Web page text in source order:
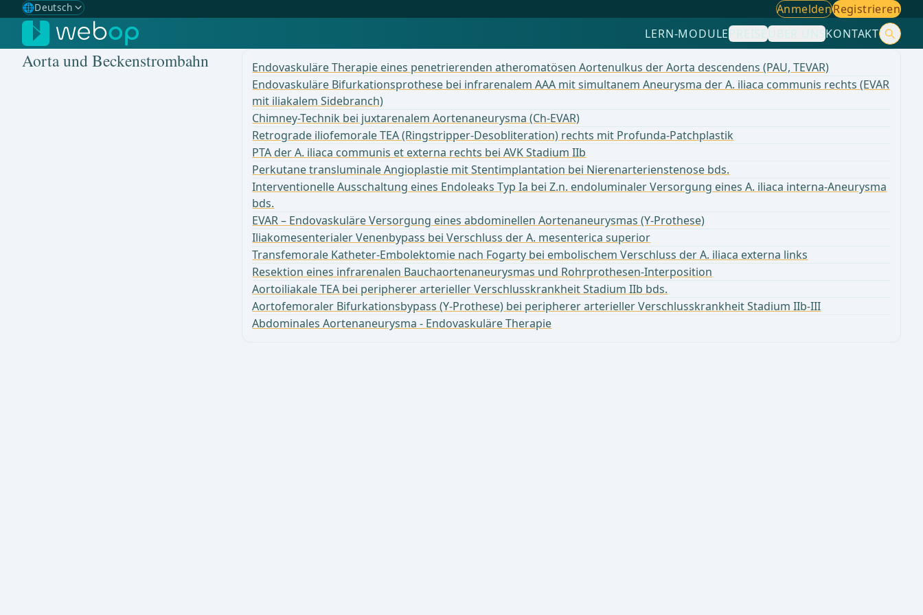
🌐Deutsch
Gewählte Sprache: Deutsch
🇩🇪 Deutsch ✓
🇬🇧English
AnmeldenRegistrieren
LERN-MODULEPREISEÜBER UNSKONTAKT
Aorta und Beckenstrombahn
Endovaskuläre Therapie eines penetrierenden atheromatösen Aortenulkus der Aorta descendens (PAU, TEVAR)
Endovaskuläre Bifurkationsprothese bei infrarenalem AAA mit simultanem Aneurysma der A. iliaca communis rechts (EVAR
mit iliakalem Sidebranch)
Chimney-Technik bei juxtarenalem Aortenaneurysma (Ch-EVAR)
Retrograde iliofemorale TEA (Ringstripper-Desobliteration) rechts mit Profunda-Patchplastik
PTA der A. iliaca communis et externa rechts bei AVK Stadium IIb
Perkutane transluminale Angioplastie mit Stentimplantation bei Nierenarterienstenose bds.
Interventionelle Ausschaltung eines Endoleaks Typ Ia bei Z.n. endoluminaler Versorgung eines A. iliaca interna-Aneurysma
bds.
EVAR – Endovaskuläre Versorgung eines abdominellen Aortenaneurysmas (Y-Prothese)
Iliakomesenterialer Venenbypass bei Verschluss der A. mesenterica superior
Transfemorale Katheter-Embolektomie nach Fogarty bei embolischem Verschluss der A. iliaca externa links
Resektion eines infrarenalen Bauchaortenaneurysmas und Rohrprothesen-Interposition
Aortoiliakale TEA bei peripherer arterieller Verschlusskrankheit Stadium IIb bds.
Aortofemoraler Bifurkationsbypass (Y-Prothese) bei peripherer arterieller Verschlusskrankheit Stadium IIb-III
Abdominales Aortenaneurysma - Endovaskuläre Therapie